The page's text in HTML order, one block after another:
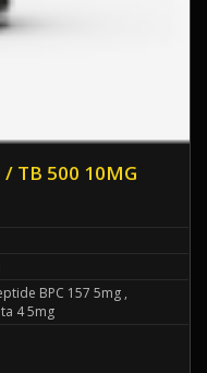
/ TB 500 10MG
BPC 157 5mg ,
4 5mg